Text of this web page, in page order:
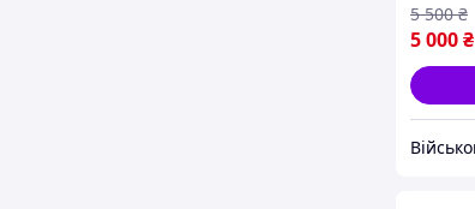
5 000₴
5 500 ₴